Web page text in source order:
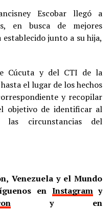
Escobar llegó a
en busca de mejores
establecido junto a su hija,
Cúcuta y del CTI de la
el lugar de los hechos
y recopilar
objetivo de identificar al
las circunstancias del
Venezuela y el Mundo
en Instagramy
y en